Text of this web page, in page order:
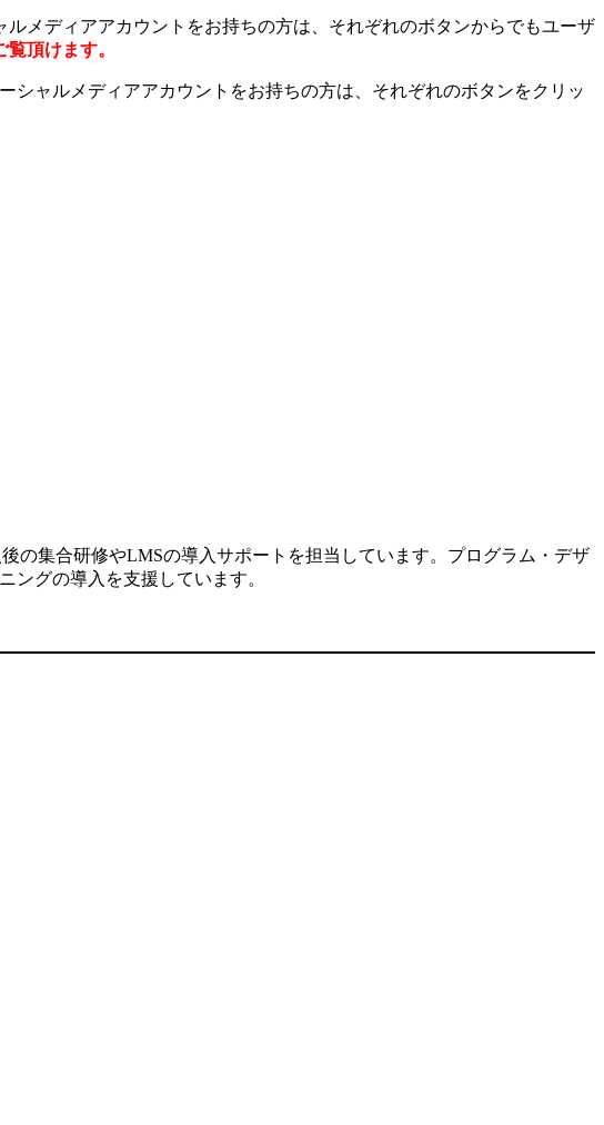
メディアアカウントをお持ちの方は、それぞれのボタンからでもユーザ
頂けます。
シャルメディアアカウントをお持ちの方は、それぞれのボタンをクリッ
の集合研修やLMSの導入サポートを担当しています。プログラム・デザ
ングの導入を支援しています。